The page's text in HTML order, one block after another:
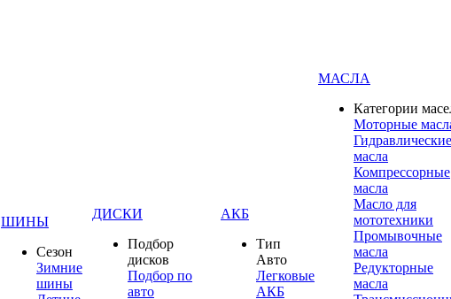
ШИНЫ
Сезон
Зимние
шины
ДИСКИ
Подбор
дисков
Подбор по
авто
АКБ
Тип
Авто
Легковые
АКБ
МАСЛА
Категории
Моторные
Гидравлические
масла
Компрессорные
масла
Масло для
мототехники
Промывочные
масла
Редукторные
масла